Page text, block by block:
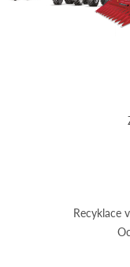
Recyklace